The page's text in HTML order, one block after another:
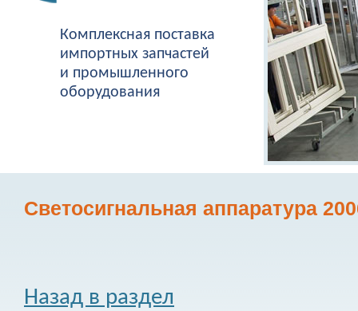
Комплексная поставка
импортных запчастей
и промышленного
оборудования
Светосигнальная аппаратура
Назад в раздел